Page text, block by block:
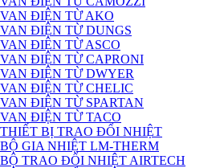
VAN ĐIỆN TỪ AKO
VAN ĐIỆN TỪ DUNGS
VAN ĐIỆN TỪ ASCO
VAN ĐIỆN TỪ CAPRONI
VAN ĐIỆN TỪ DWYER
VAN ĐIỆN TỪ CHELIC
VAN ĐIỆN TỪ SPARTAN
VAN ĐIỆN TỪ TACO
THIẾT BỊ TRAO ĐỔI NHIỆT
BỘ GIA NHIỆT LM-THERM
BỘ TRAO ĐỔI NHIỆT AIRTECH